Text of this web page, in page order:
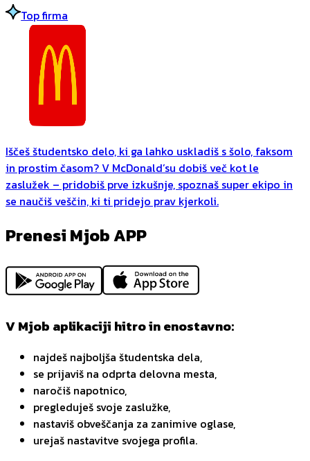
Top firma
Iščeš študentsko delo, ki ga lahko uskladiš s šolo, faksom
in prostim časom? V McDonald’su dobiš več kot le
zaslužek – pridobiš prve izkušnje, spoznaš super ekipo in
se naučiš veščin, ki ti pridejo prav kjerkoli.
Prenesi Mjob APP
V Mjob aplikaciji hitro in enostavno:
najdeš najboljša študentska dela,
se prijaviš na odprta delovna mesta,
naročiš napotnico,
pregleduješ svoje zaslužke,
nastaviš obveščanja za zanimive oglase,
urejaš nastavitve svojega profila.